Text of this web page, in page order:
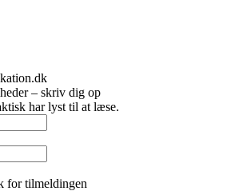
– skriv dig op
har lyst til at læse.
for tilmeldingen